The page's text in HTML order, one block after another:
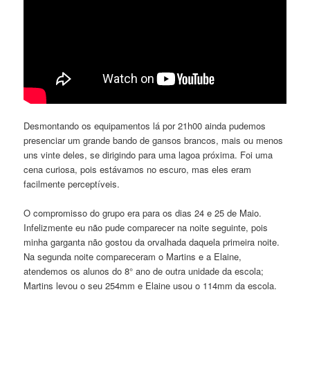
Desmontando os equipamentos lá por 21h00 ainda pudemos
presenciar um grande bando de gansos brancos, mais ou menos
uns vinte deles, se dirigindo para uma lagoa próxima. Foi uma
cena curiosa, pois estávamos no escuro, mas eles eram
facilmente perceptíveis.
O compromisso do grupo era para os dias 24 e 25 de Maio.
Infelizmente eu não pude comparecer na noite seguinte, pois
minha garganta não gostou da orvalhada daquela primeira noite.
Na segunda noite compareceram o Martins e a Elaine,
atendemos os alunos do 8° ano de outra unidade da escola;
Martins levou o seu 254mm e Elaine usou o 114mm da escola.